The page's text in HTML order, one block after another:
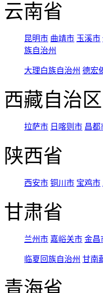
云南省
昆明市 曲靖市 玉溪市
族自治州
大理白族自治州 德宏
西藏自治区
拉萨市 日喀则市 昌都
陕西省
西安市 铜川市 宝鸡市
甘肃省
兰州市 嘉峪关市 金昌
临夏回族自治州 甘南
青海省